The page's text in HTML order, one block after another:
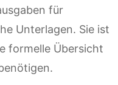
für
Unterlagen. Sie ist
formelle Übersicht